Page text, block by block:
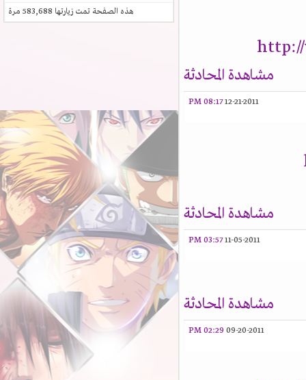
مشاهدة المحادثة
12-21-2011
08:17 PM
مشاهدة المحادثة
11-05-2011
03:57 PM
مشاهدة المحادثة
09-20-2011
02:29 PM
هذه الصفحة تمت زيارتها583,688مرة